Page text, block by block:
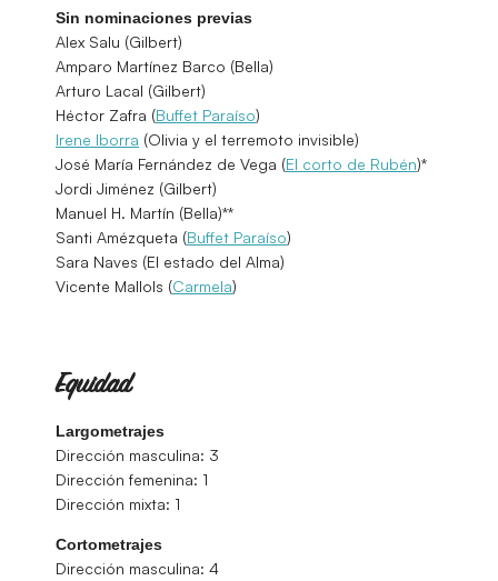
Sin nominaciones previas
Alex Salu (Gilbert)
Amparo Martínez Barco (Bella)
Arturo Lacal (Gilbert)
Héctor Zafra (Buffet Paraíso)
Irene Iborra (Olivia y el terremoto invisible)
José María Fernández de Vega (El corto de Rubén)*
Jordi Jiménez (Gilbert)
Manuel H. Martín (Bella)**
Santi Amézqueta (Buffet Paraíso)
Sara Naves (El estado del Alma)
Vicente Mallols (Carmela)
Equidad
Largometrajes
Dirección masculina: 3
Dirección femenina: 1
Dirección mixta: 1
Cortometrajes
Dirección masculina: 4